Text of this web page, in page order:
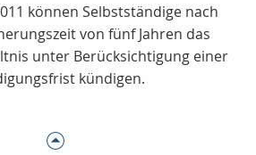
können Selbstständige nach
von fünf Jahren das
unter Berücksichtigung einer
kündigen.